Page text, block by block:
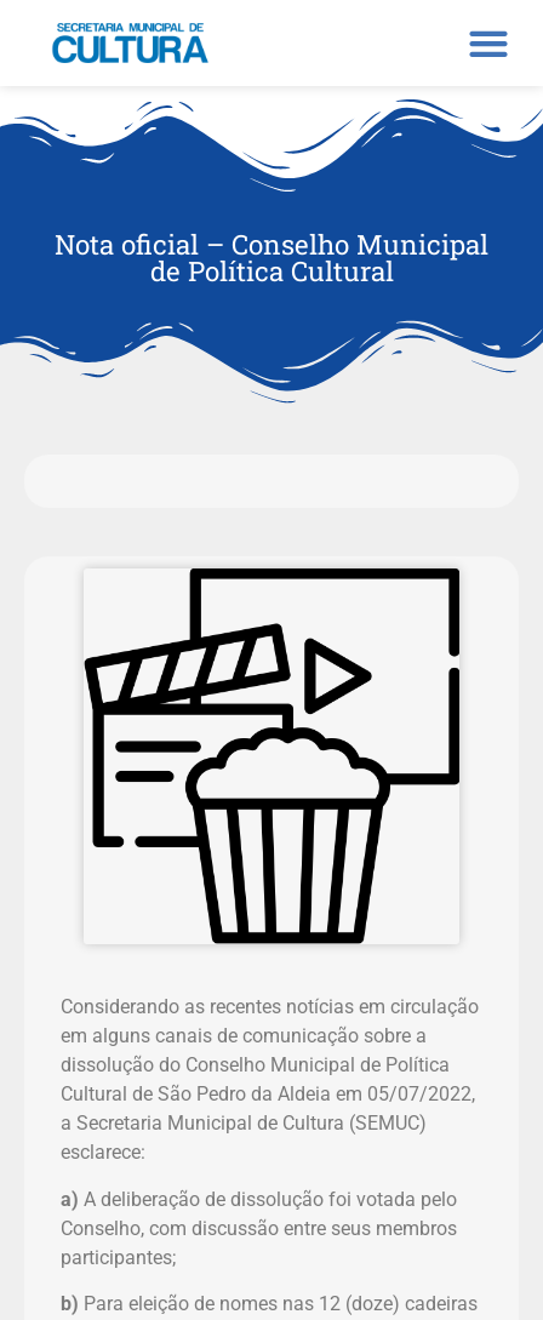
Nota oficial – Conselho Municipal
de Política Cultural
Considerando as recentes notícias em circulação
em alguns canais de comunicação sobre a
dissolução do Conselho Municipal de Política
Cultural de São Pedro da Aldeia em 05/07/2022,
a Secretaria Municipal de Cultura (SEMUC)
esclarece:
a) A deliberação de dissolução foi votada pelo
Conselho, com discussão entre seus membros
participantes;
b) Para eleição de nomes nas 12 (doze) cadeiras